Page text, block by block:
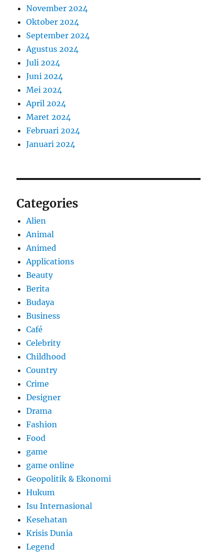
November 2024
Oktober 2024
September 2024
Agustus 2024
Juli 2024
Juni 2024
Mei 2024
April 2024
Maret 2024
Februari 2024
Januari 2024
Categories
Alien
Animal
Animed
Applications
Beauty
Berita
Budaya
Business
Café
Celebrity
Childhood
Country
Crime
Designer
Drama
Fashion
Food
game
game online
Geopolitik & Ekonomi
Hukum
Isu Internasional
Kesehatan
Krisis Dunia
Legend